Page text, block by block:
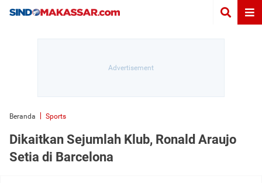
Beranda Sports
Dikaitkan Sejumlah Klub, Ronald Araujo
Setia di Barcelona